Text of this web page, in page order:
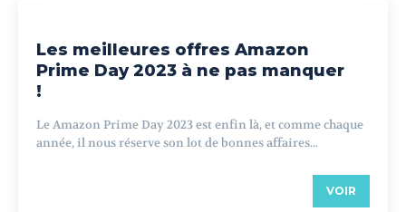
Les meilleures offres Amazon
Prime Day 2023 à ne pas manquer
!
Le Amazon Prime Day 2023 est enfin là, et comme chaque
année, il nous réserve son lot de bonnes affaires...
VOIR